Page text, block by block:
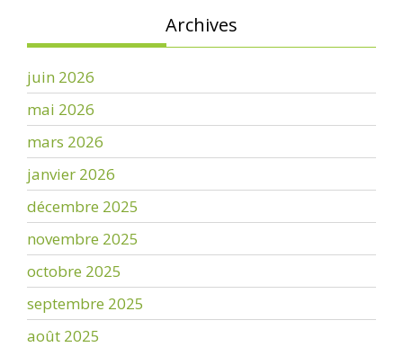
Archives
juin 2026
mai 2026
mars 2026
janvier 2026
décembre 2025
novembre 2025
octobre 2025
septembre 2025
août 2025